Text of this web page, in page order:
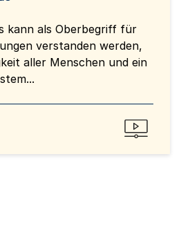
kann als Oberbegriff für
verstanden werden,
aller Menschen und ein